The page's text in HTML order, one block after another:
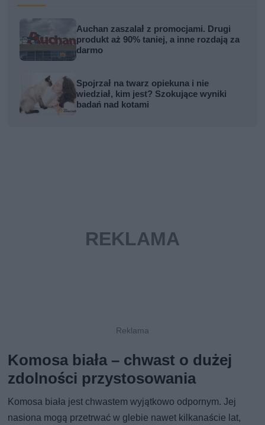
Auchan zaszalał z promocjami. Drugi
produkt aż 90% taniej, a inne rozdają za
darmo
Spojrzał na twarz opiekuna i nie
wiedział, kim jest? Szokujące wyniki
badań nad kotami
Komosa biała – chwast o dużej
zdolności przystosowania
Komosa biała jest chwastem wyjątkowo odpornym. Jej
nasiona mogą przetrwać w glebie nawet kilkanaście lat,